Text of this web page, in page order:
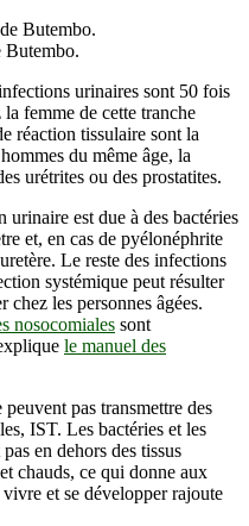
Butembo.
urinaires sont 50 fois
femme de cette tranche
réaction tissulaire sont la
du même âge, la
urétrites ou des prostatites.
urinaire est due à des bactéries
et, en cas de pyélonéphrite
Le reste des infections
systémique peut résulter
les personnes âgées.
nosocomiales sont
le manuel des
pas transmettre des
IST. Les bactéries et les
en dehors des tissus
chauds, ce qui donne aux
et se développer rajoute